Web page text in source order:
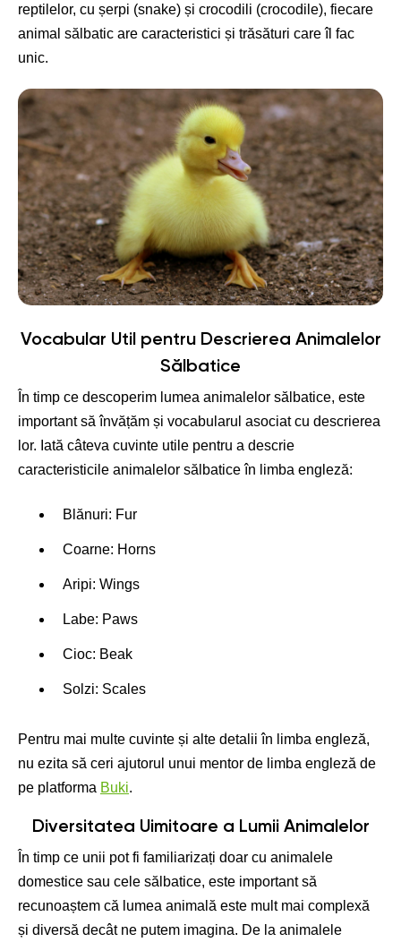
reptilelor, cu șerpi (snake) și crocodili (crocodile), fiecare
animal sălbatic are caracteristici și trăsături care îl fac
unic.
Vocabular Util pentru Descrierea Animalelor
Sălbatice
În timp ce descoperim lumea animalelor sălbatice, este
important să învățăm și vocabularul asociat cu descrierea
lor. Iată câteva cuvinte utile pentru a descrie
caracteristicile animalelor sălbatice în limba engleză:
Blănuri: Fur
Coarne: Horns
Aripi: Wings
Labe: Paws
Cioc: Beak
Solzi: Scales
Pentru mai multe cuvinte și alte detalii în limba engleză,
nu ezita să ceri ajutorul unui mentor de limba engleză de
pe platforma Buki.
Diversitatea Uimitoare a Lumii Animalelor
În timp ce unii pot fi familiarizați doar cu animalele
domestice sau cele sălbatice, este important să
recunoaștem că lumea animală este mult mai complexă
și diversă decât ne putem imagina. De la animalele